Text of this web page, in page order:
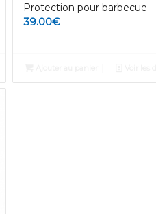
Protection pour barbecue
39.00€